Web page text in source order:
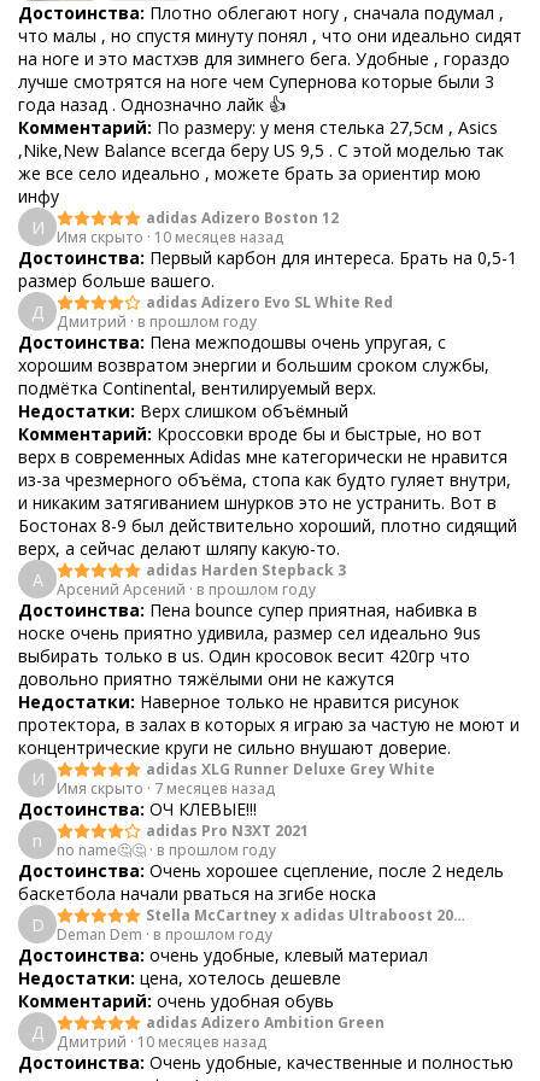
Достоинства: Плотно облегают ногу , сначала подумал ,
что малы , но спустя минуту понял , что они идеально сидят
на ноге и это мастхэв для зимнего бега. Удобные , гораздо
лучше смотрятся на ноге чем Супернова которые были 3
года назад . Однозначно лайк 👍
Комментарий: По размеру: у меня стелька 27,5см , Asics
,Nike,New Balance всегда беру US 9,5 . С этой моделью так
же все село идеально , можете брать за ориентир мою
инфу
И
adidas Adizero Boston 12
Имя скрыто · 10 месяцев назад
Достоинства: Первый карбон для интереса. Брать на 0,5-1
размер больше вашего.
Д
adidas Adizero Evo SL White Red
Дмитрий · в прошлом году
Достоинства: Пена межподошвы очень упругая, с
хорошим возвратом энергии и большим сроком службы,
подмётка Continental, вентилируемый верх.
Недостатки: Верх слишком объёмный
Комментарий: Кроссовки вроде бы и быстрые, но вот
верх в современных Adidas мне категорически не нравится
из-за чрезмерного объёма, стопа как будто гуляет внутри,
и никаким затягиванием шнурков это не устранить. Вот в
Бостонах 8-9 был действительно хороший, плотно сидящий
верх, а сейчас делают шляпу какую-то.
А
adidas Harden Stepback 3
Арсений Арсений · в прошлом году
Достоинства: Пена bounce супер приятная, набивка в
носке очень приятно удивила, размер сел идеально 9us
выбирать только в us. Один кросовок весит 420гр что
довольно приятно тяжёлыми они не кажутся
Недостатки: Наверное только не нравится рисунок
протектора, в залах в которых я играю за частую не моют и
концентрические круги не сильно внушают доверие.
И
adidas XLG Runner Deluxe Grey White
Имя скрыто · 7 месяцев назад
Достоинства: ОЧ КЛЕВЫЕ!!!
n
adidas Pro N3XT 2021
no name🤔🤔 · в прошлом году
Достоинства: Очень хорошее сцепление, после 2 недель
баскетбола начали рваться на згибе носка
D
Stella McCartney x adidas Ultraboost 20
Graphic
Deman Dem · в прошлом году
Достоинства: очень удобные, клевый материал
Недостатки: цена, хотелось дешевле
Комментарий: очень удобная обувь
Д
adidas Adizero Ambition Green
Дмитрий · 10 месяцев назад
Достоинства: Очень удобные, качественные и полностью